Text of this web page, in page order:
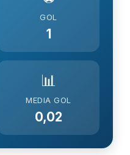
GOL
1
📊
MEDIA GOL
0,02